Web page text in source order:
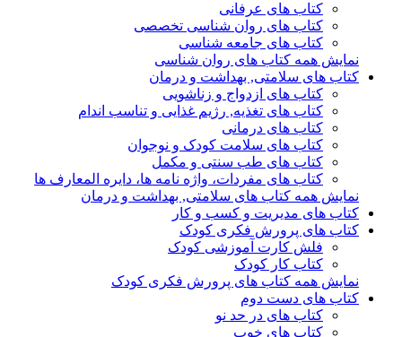
کتاب های عرفانی
کتاب های روان شناسی تخصصی
کتاب های جامعه شناسی
نمایش همه کتاب های روان شناسی
کتاب های سلامتی, بهداشت و درمان
کتاب های ازدواج و زناشویی
کتاب های تغذیه, رژیم غذایی و تناسب اندام
کتاب های درمانی
کتاب های سلامت کودک و نوجوان
کتاب های طب سنتی و مکمل
کتاب های مفردات، واژه نامه ها، دایره المعارف ها
نمایش همه کتاب های سلامتی, بهداشت و درمان
کتاب های مدیریت و کسب و کار
کتاب های پرورش فکری کودک
فلش کارت آموزشی کودک
کتاب کار کودک
نمایش همه کتاب های پرورش فکری کودک
کتاب های دست دوم
کتاب های در حد نو
کتاب های خوب